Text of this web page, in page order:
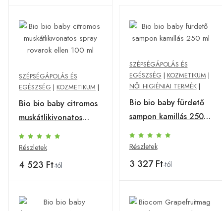
SZÉPSÉGÁPOLÁS ÉS
EGÉSZSÉG | KOZMETIKUM |
Bio bio baby citromos
muskátlikivonatos
spray rovarok ellen
100 ml
Részletek
4 523 Ft-tól
SZÉPSÉGÁPOLÁS ÉS
EGÉSZSÉG | KOZMETIKUM |
NŐI HIGIÉNIAI TERMÉK|
Bio bio baby fürdető
sampon kamillás 250
ml
Részletek
3 327 Ft-tól